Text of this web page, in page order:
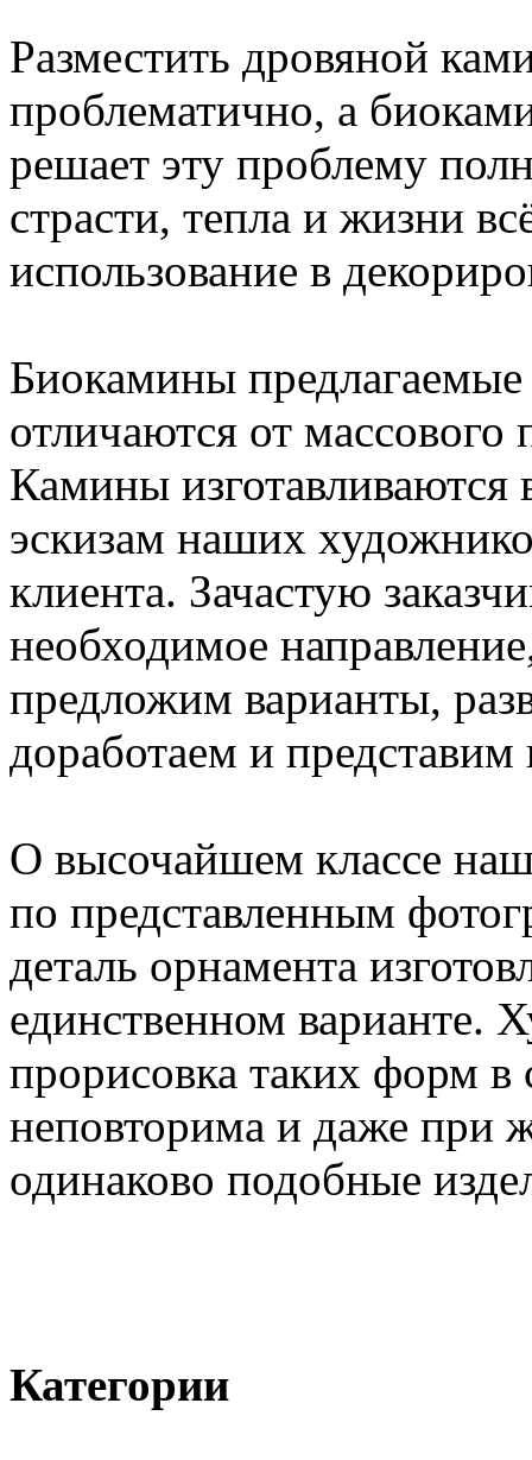
Разместить дровяной
проблематично, а
решает эту проблему
страсти, тепла и жизни
использование в
Биокамины
отличаются от массового
Камины
эскизам наших
клиента. Зачастую
необходимое
предложим варианты,
доработаем и представим
О высочайшем классе
по представленным
деталь орнамента
единственном варианте.
прорисовка таких форм
неповторима и даже при
одинаково подобные
Категории